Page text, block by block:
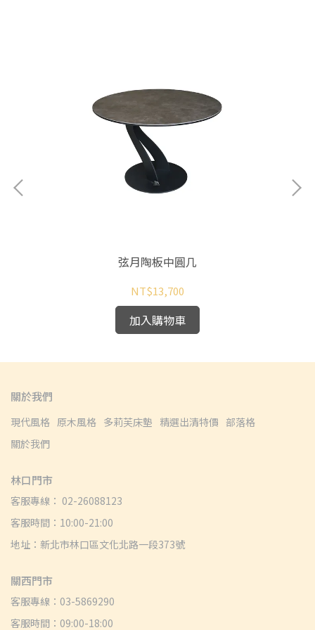
弦月陶板中圓几
NT$13,700
加入購物車
關於我們
現代風格 原木風格 多莉芙床墊 精選出清特價 部落格
關於我們
林口門市
客服專線： 02-26088123
客服時間：10:00-21:00
地址：新北市林口區文化北路一段373號
關西門市
客服專線：03-5869290
客服時間：09:00-18:00